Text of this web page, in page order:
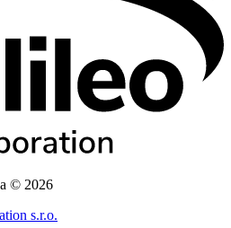
© 2026
s.r.o.